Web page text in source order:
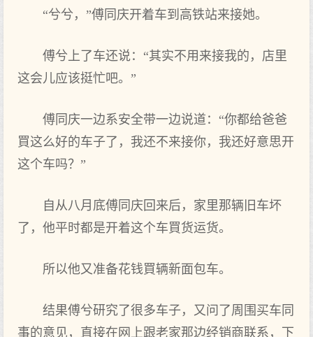
“兮兮，”傅同庆开着车到高铁站来接她。
傅兮上了车还说：“其实不用来接我的，店里
这会儿应该挺忙吧。”
傅同庆一边系安全带一边说道：“你都给爸爸
買这么好的车子了，我还不来接你，我还好意思开
这个车吗？”
自从八月底傅同庆回来后，家里那辆旧车坏
了，他平时都是开着这个车買货运货。
所以他又准备花钱買辆新面包车。
结果傅兮研究了很多车子，又问了周围买车同
事的意见，直接在网上跟老家那边经销商联系，下